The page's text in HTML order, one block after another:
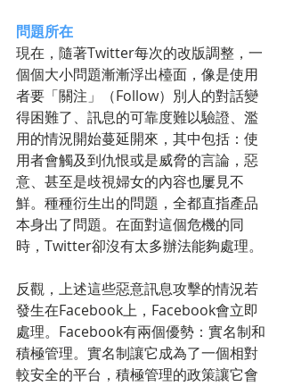
問題所在
現在，隨著Twitter每次的改版調整，一
個個大小問題漸漸浮出檯面，像是使用
者要「關注」（Follow）別人的對話變
得困難了、訊息的可靠度難以驗證、濫
用的情況開始蔓延開來，其中包括：使
用者會觸及到仇恨或是威脅的言論，惡
意、甚至是歧視婦女的內容也屢見不
鮮。種種衍生出的問題，全都直指產品
本身出了問題。在面對這個危機的同
時，Twitter卻沒有太多辦法能夠處理。
反觀，上述這些惡意訊息攻擊的情況若
發生在Facebook上，Facebook會立即
處理。Facebook有兩個優勢：實名制和
積極管理。實名制讓它成為了一個相對
較安全的平台，積極管理的政策讓它會